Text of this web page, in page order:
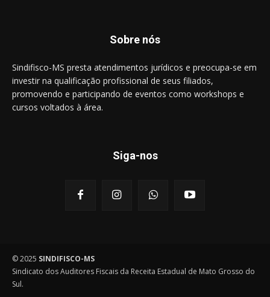
Sobre nós
Sindifisco-MS presta atendimentos jurídicos e preocupa-se em
investir na qualificação profissional de seus filiados,
promovendo e participando de eventos como workshops e
cursos voltados à área.
Siga-nos
© 2025 SINDIFISCO-MS
Sindicato dos Auditores Fiscais da Receita Estadual de Mato Grosso do
Sul.